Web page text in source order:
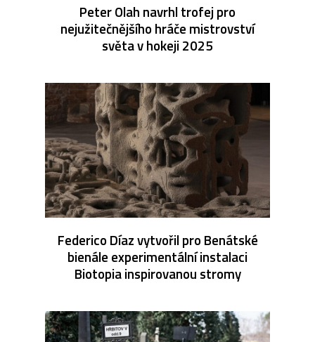
Peter Olah navrhl trofej pro
nejužitečnějšího hráče mistrovství
světa v hokeji 2025
Federico Díaz vytvořil pro Benátské
bienále experimentální instalaci
Biotopia inspirovanou stromy